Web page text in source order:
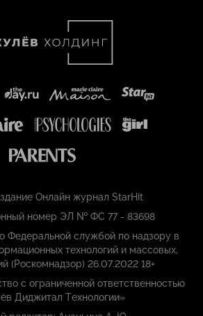
Онлайн журнал StarHit
номер ЭЛ № ФС 77 - 83698
Федеральной службой по надзору в
технологий и массовых,
(Роскомнадзор) 26.07.2022 18+
с ограниченной ответственностью
Диджитал Технологии»